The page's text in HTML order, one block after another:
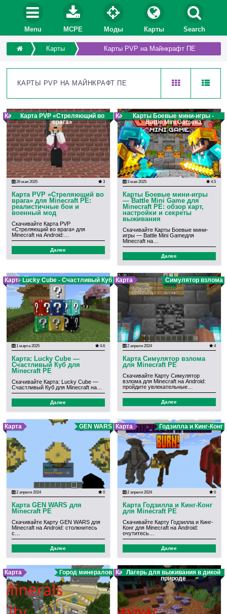
Menu MCPE Моды Карты Search
Карты Карты PVP на Майнкрафт ПЕ
КАРТЫ PVP НА МАЙНКРАФТ ПЕ
КартаКарта PVP «Стреляющий во
врага»
26 мая 2025 3
Карта PVP «Стреляющий во
врага» для Minecraft PE:
реалистичные бои и
военный мод
Скачивайте Карта PVP
«Стреляющий во врага» для
Minecraft на Android:…
Далее
Карта Карты Боевые мини-игры -
Battle Mini Gameна
3 мая 2025 4.5
Карты Боевые мини-игры
— Battle Mini Game для
Minecraft PE: обзор карт,
настройки и секреты
выживания
Скачивайте Карты Боевые мини-
игры — Battle Mini Gameдля
Minecraft на…
Далее
Карта Lucky Cube - Счастливый Куб
1 марта 2025 4.6
Карта: Lucky Cube —
Счастливый Куб для
Minecraft PE
Скачивайте Карта: Lucky Cube —
Счастливый Куб для Minecraft на…
Далее
Карта Симулятор взлома
2 апреля 2024 4
Карта Симулятор взлома
для Minecraft PE
Скачивайте Карту Симулятор
взлома для Minecraft на Android:
пройдите увлекательные…
Далее
Карта GEN WARS
2 апреля 2024 0
Карта GEN WARS для
Minecraft PE
Скачивайте Карту GEN WARS для
Minecraft на Android: столкнитесь
с…
Далее
Карта Годзилла и Кинг-Конг
2 апреля 2024 0
Карта Годзилла и Кинг-Конг
для Minecraft PE
Скачивайте Карту Годзилла и Кинг-
Конг для Minecraft на Android:
очутитесь…
Далее
Карта Город минералов КартаЛагерь для выживания в дикой
природе